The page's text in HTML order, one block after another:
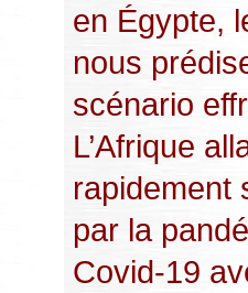
en Égypte,
nous
scénario
L’Afrique
rapidement
par la
Covid-19